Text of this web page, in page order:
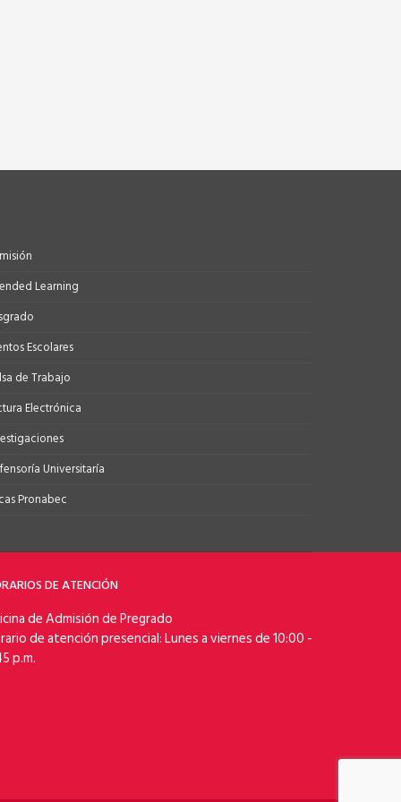
Learning
Escolares
de Trabajo
Electrónica
Universitaría
Pronabec
DE ATENCIÓN
de Admisión de Pregrado
de atención presencial: Lunes a viernes de 10:00 -
p.m.